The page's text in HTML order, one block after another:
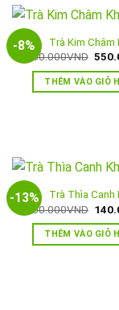
-8%
Trà Kim Châm
600.000VND Giá
là:
THÊM VÀO GIỎ
-13%
Trà Thìa Canh
160.000VND Giá
là:
THÊM VÀO GIỎ